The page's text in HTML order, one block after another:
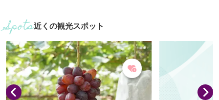
近くの観光スポット